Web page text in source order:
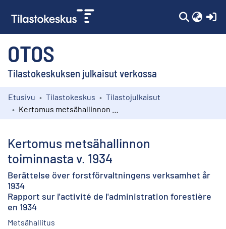
OTOS
Tilastokeskuksen julkaisut verkossa
Kokoelmat
Etusivu Tilastokeskus
Tilastojulkaisut
Kertomus metsähallinnon
toiminnasta v. 1934
Berättelse över forstförvaltningens verksamhet år
1934
Rapport sur l'activité de l'administration forestière
en 1934
Metsähallitus